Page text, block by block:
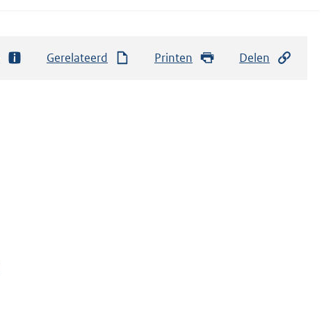
Gerelateerd Printen Delen